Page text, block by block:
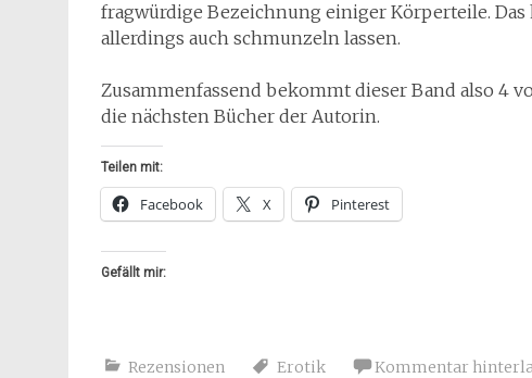
fragwürdige Bezeichnung einiger Körperteile.
allerdings auch schmunzeln lassen.
Zusammenfassend bekommt dieser Band also 4
die nächsten Bücher der Autorin.
Teilen mit:
Facebook X Pinterest
Gefällt mir:
Rezensionen Erotik Kommentar